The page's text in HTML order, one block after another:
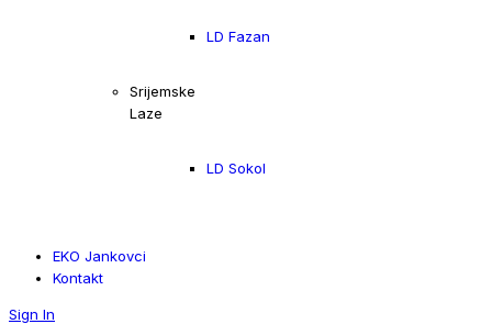
LD Fazan
Srijemske
Laze
LD Sokol
EKO Jankovci
Kontakt
Sign In